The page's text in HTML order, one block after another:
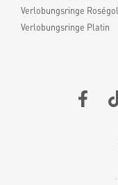
Verlobungsringe
Verlobungsringe Platin